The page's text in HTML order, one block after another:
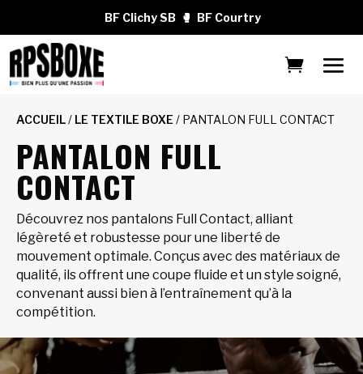
BF Clichy SB 🥊 BF Courtry
ACCUEIL/ LE TEXTILE BOXE / PANTALON FULL CONTACT
PANTALON FULL
CONTACT
Découvrez nos pantalons Full Contact, alliant
légèreté et robustesse pour une liberté de
mouvement optimale. Conçus avec des matériaux de
qualité, ils offrent une coupe fluide et un style soigné,
convenant aussi bien à l’entraînement qu’à la
compétition.